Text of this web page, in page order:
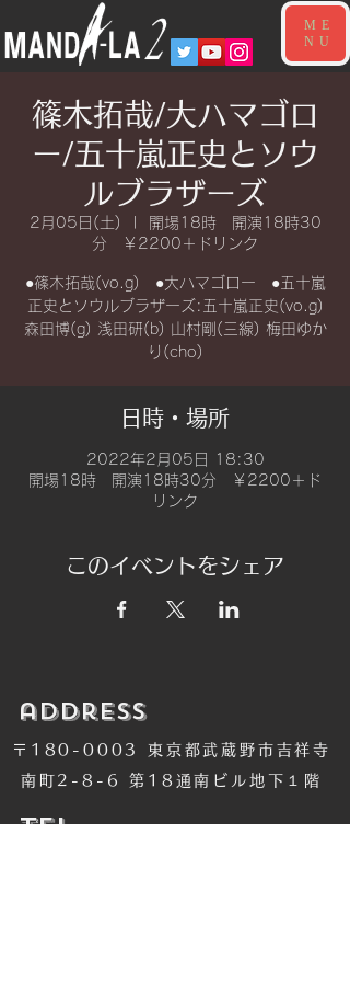
ME
NU
篠木拓哉/大ハマゴロ
ー/五十嵐正史とソウ
ルブラザーズ
2月05日(土)
開場18時 開演18時30
分 ￥2200＋ドリンク
●篠木拓哉(vo.g) ●大ハマゴロー ●五十嵐
正史とソウルブラザーズ:五十嵐正史(vo.g)
森田博(g) 浅田研(b) 山村剛(三線) 梅田ゆか
り(cho)
日時・場所
2022年2月05日 18:30
開場18時 開演18時30分 ￥2200＋ド
リンク
このイベントをシェア
​address
〒180-0003 東京都武蔵野市吉祥寺
南町2-8-6 第18通南ビル地下１階
​TEL